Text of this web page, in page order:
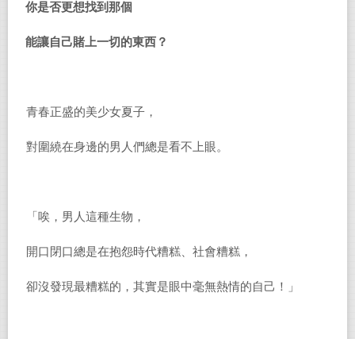
你是否更想找到那個
能讓自己賭上一切的東西？
青春正盛的美少女夏子，
對圍繞在身邊的男人們總是看不上眼。
「唉，男人這種生物，
開口閉口總是在抱怨時代糟糕、社會糟糕，
卻沒發現最糟糕的，其實是眼中毫無熱情的自己！」